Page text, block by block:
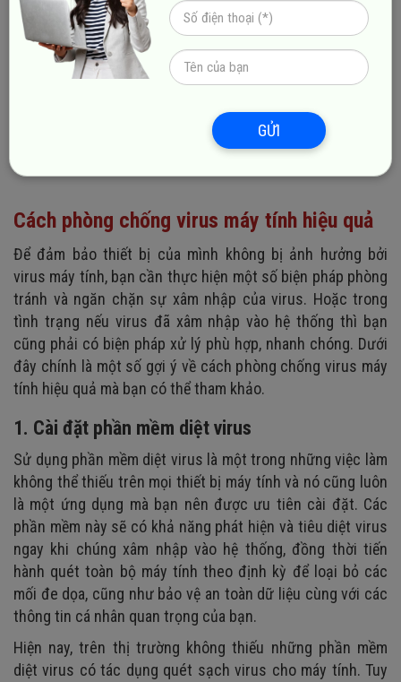
Cách phòng chống virus máy tính hiệu quả
Để đảm bảo thiết bị của mình không bị ảnh hưởng bởi
virus máy tính, bạn cần thực hiện một số biện pháp phòng
tránh và ngăn chặn sự xâm nhập của virus. Hoặc trong
tình trạng nếu virus đã xâm nhập vào hệ thống thì bạn
cũng phải có biện pháp xử lý phù hợp, nhanh chóng. Dưới
đây chính là một số gợi ý về cách phòng chống virus máy
tính hiệu quả mà bạn có thể tham khảo.
1. Cài đặt phần mềm diệt virus
Sử dụng phần mềm diệt virus là một trong những việc làm
không thể thiếu trên mọi thiết bị máy tính và nó cũng luôn
là một ứng dụng mà bạn nên được ưu tiên cài đặt. Các
phần mềm này sẽ có khả năng phát hiện và tiêu diệt virus
ngay khi chúng xâm nhập vào hệ thống, đồng thời tiến
hành quét toàn bộ máy tính theo định kỳ để loại bỏ các
mối đe dọa, cũng như bảo vệ an toàn dữ liệu cùng với các
thông tin cá nhân quan trọng của bạn.
Hiện nay, trên thị trường không thiếu những phần mềm
diệt virus có tác dụng quét sạch virus cho máy tính. Tuy
GỬI